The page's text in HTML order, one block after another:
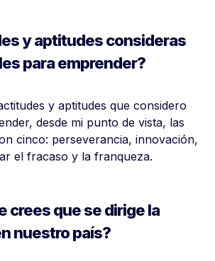
y aptitudes consideras
para emprender?
y aptitudes que considero
desde mi punto de vista, las
cinco: perseverancia, innovación,
el fracaso y la franqueza.
crees que se dirige la
nuestro país?